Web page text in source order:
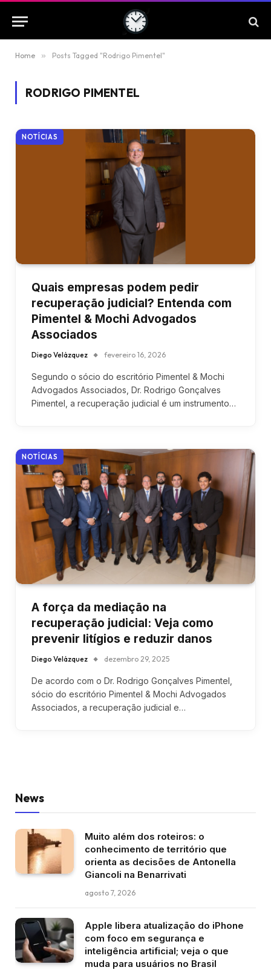
Home » Posts Tagged "Rodrigo Pimentel"
RODRIGO PIMENTEL
NOTÍCIAS
Quais empresas podem pedir
recuperação judicial? Entenda com
Pimentel & Mochi Advogados
Associados
Diego Velázquez fevereiro 16, 2026
Segundo o sócio do escritório Pimentel & Mochi
Advogados Associados, Dr. Rodrigo Gonçalves
Pimentel, a recuperação judicial é um instrumento…
NOTÍCIAS
A força da mediação na
recuperação judicial: Veja como
prevenir litígios e reduzir danos
Diego Velázquez dezembro 29, 2025
De acordo com o Dr. Rodrigo Gonçalves Pimentel,
sócio do escritório Pimentel & Mochi Advogados
Associados, a recuperação judicial e…
News
Muito além dos roteiros: o
conhecimento de território que
orienta as decisões de Antonella
Giancoli na Benarrivati
agosto 7, 2026
Apple libera atualização do iPhone
com foco em segurança e
inteligência artificial; veja o que
muda para usuários no Brasil